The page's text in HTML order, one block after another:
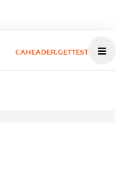
CAHEADER.GETTEST